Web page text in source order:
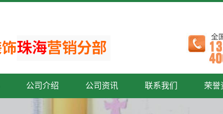
公司介绍 公司资讯 联系我们 荣誉